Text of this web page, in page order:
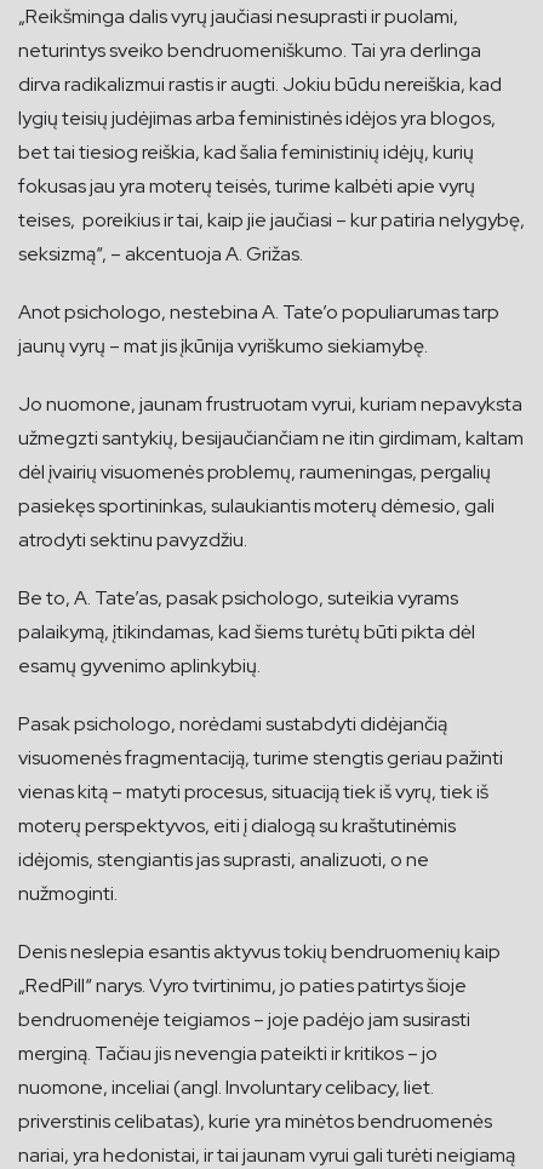
„Reikšminga dalis vyrų jaučiasi nesuprasti ir puolami,
neturintys sveiko bendruomeniškumo. Tai yra derlinga
dirva radikalizmui rastis ir augti. Jokiu būdu nereiškia, kad
lygių teisių judėjimas arba feministinės idėjos yra blogos,
bet tai tiesiog reiškia, kad šalia feministinių idėjų, kurių
fokusas jau yra moterų teisės, turime kalbėti apie vyrų
teises, poreikius ir tai, kaip jie jaučiasi – kur patiria nelygybę,
seksizmą“, – akcentuoja A. Grižas.
Anot psichologo, nestebina A. Tate’o populiarumas tarp
jaunų vyrų – mat jis įkūnija vyriškumo siekiamybę.
Jo nuomone, jaunam frustruotam vyrui, kuriam nepavyksta
užmegzti santykių, besijaučiančiam ne itin girdimam, kaltam
dėl įvairių visuomenės problemų, raumeningas, pergalių
pasiekęs sportininkas, sulaukiantis moterų dėmesio, gali
atrodyti sektinu pavyzdžiu.
Be to, A. Tate’as, pasak psichologo, suteikia vyrams
palaikymą, įtikindamas, kad šiems turėtų būti pikta dėl
esamų gyvenimo aplinkybių.
Pasak psichologo, norėdami sustabdyti didėjančią
visuomenės fragmentaciją, turime stengtis geriau pažinti
vienas kitą – matyti procesus, situaciją tiek iš vyrų, tiek iš
moterų perspektyvos, eiti į dialogą su kraštutinėmis
idėjomis, stengiantis jas suprasti, analizuoti, o ne
nužmoginti.
Denis neslepia esantis aktyvus tokių bendruomenių kaip
„RedPill“ narys. Vyro tvirtinimu, jo paties patirtys šioje
bendruomenėje teigiamos – joje padėjo jam susirasti
merginą. Tačiau jis nevengia pateikti ir kritikos – jo
nuomone, inceliai (angl. Involuntary celibacy, liet.
priverstinis celibatas), kurie yra minėtos bendruomenės
nariai, yra hedonistai, ir tai jaunam vyrui gali turėti neigiamą